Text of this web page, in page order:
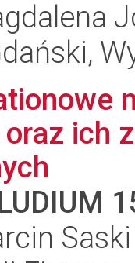
ich
Saski